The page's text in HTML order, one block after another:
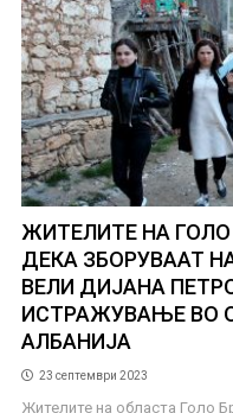
ЖИТЕЛИТЕ НА
ДЕКА ЗБОРУВААТ
ВЕЛИ ДИЈАНА
ИСТРАЖУВАЊЕ ВО
АЛБАНИЈА
23 септември 2023
Жителите на областа Голо